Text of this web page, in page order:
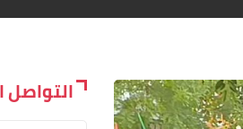
التواصل